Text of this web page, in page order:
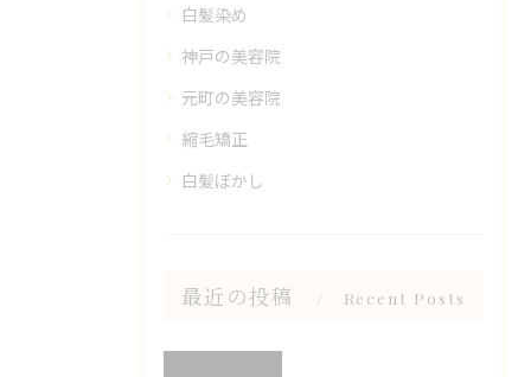
白髪染め
神戸の美容院
元町の美容院
縮毛矯正
白髪ぼかし
最近の投稿 Recent Posts